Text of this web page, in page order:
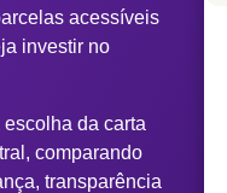
acessíveis
investir no
da carta
comparando
transparência